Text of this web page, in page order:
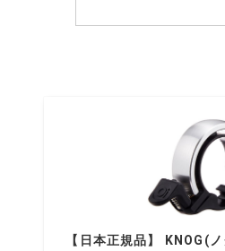
【日本正規品】 KNOG(